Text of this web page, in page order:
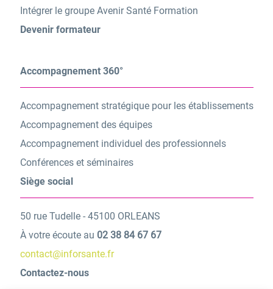
Intégrer le groupe Avenir Santé Formation
Devenir formateur
Accompagnement 360°
Accompagnement stratégique pour les établissements
Accompagnement des équipes
Accompagnement individuel des professionnels
Conférences et séminaires
Siège social
50 rue Tudelle - 45100 ORLEANS
À votre écoute au 02 38 84 67 67
contact@inforsante.fr
Contactez-nous